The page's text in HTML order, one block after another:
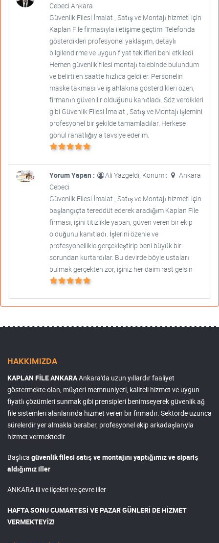
Cebeci Ankara
Güvenlik Filesi İmalat , Satış ve Montajı hizmeti için
Kaplan File firmasıyla iletişime geçtim. Telefonda
gösterdikleri profesyonel yaklaşım, detaylı
bilgilendirme ve uygun fiyat teklifleri beni etkiledi.
Hemen güvenlik filesi montajı talebinde bulundum
ve belirtilen saatte hızlıca geldiler. Personelin
maske takması ve iş ahlakına gösterdikleri özen,
firmanın güvenilir olduğunu kanıtladı. Söz verdikleri
gibi Güvenlik Filesi İmalat , Satış ve Montajı işlemini
profesyonel bir şekilde tamamladılar. Herkese
gönül rahatlığıyla tavsiye ederim.
Yorum Yapan : Ali Yazgeldi, Konum :
Ankara
Cebeci
Güvenlik Filesi İmalat , Satış ve Montajı hizmeti için
başlangıçta tereddüt ederek aradığım Kaplan File
firması, işini titizlikle yapan, güven veren bir ekip
olduğunu kanıtladı. İşlerini özenle ve
profesyonellikle gerçekleştirip beni büyük bir
sorundan kurtardılar. Bu devirde böyle ustaları
bulmak gerçekten zor, işiniz her daim rast gelsin
HAKKIMIZDA
KAPLAN FİLE ANKARAAnkara'da uzun yıllardır faaliyet
göstermekte olan, müşteri memnuniyeti, kaliteli hizmet ve uygun
fiyatlı çözümleri sunmak gibi prensipleri benimseyerek güvenlik ağ
file sistemleri alanlarında hizmet veren bir firmadır. Sektörde uzunca
sürelerdir yer almakla beraber, profesyonel ekip arkadaşlarıyla
hizmet vermektedir.
Başlıca güvenlik filesi satış ve montajını yaptığımız ve sipariş
aldığımız iller
ANKARA ili ve ilçeleri ve çevre iller
HAFTA SONU CUMARTESİ VE PAZAR GÜNLERİ DE HİZMET
VERMEKTEYİZ!